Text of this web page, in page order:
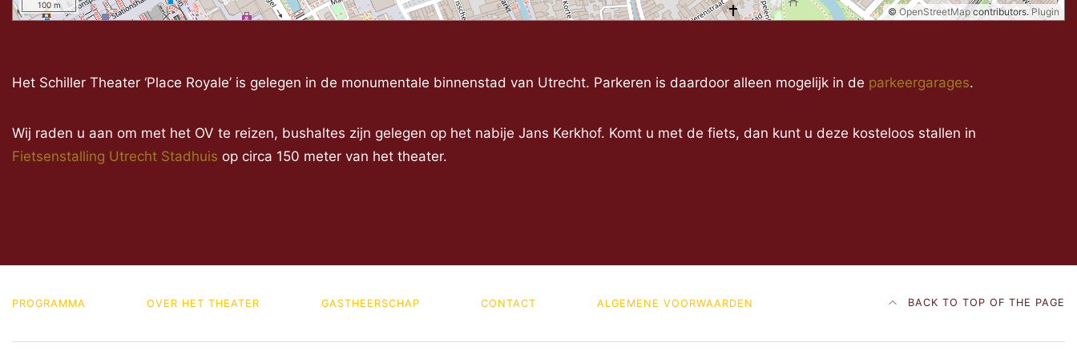
©OpenStreetMapcontributors.Plugin
100 m
Het Schiller Theater ‘Place Royale’ is gelegen in de monumentale binnenstad van Utrecht. Parkeren is daardoor alleen mogelijk in de parkeergarages.
Wij raden u aan om met het OV te reizen, bushaltes zijn gelegen op het nabije Jans Kerkhof. Komt u met de fiets, dan kunt u deze kosteloos stallen in
Fietsenstalling Utrecht Stadhuis op circa 150 meter van het theater.
PROGRAMMA OVER HET THEATER GASTHEERSCHAP CONTACT ALGEMENE VOORWAARDEN BACK TO TOP OF THE PAGE